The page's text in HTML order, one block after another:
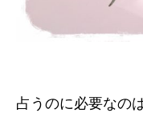
占うのに必要なの